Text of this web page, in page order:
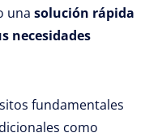
una solución rápida
necesidades
fundamentales
como